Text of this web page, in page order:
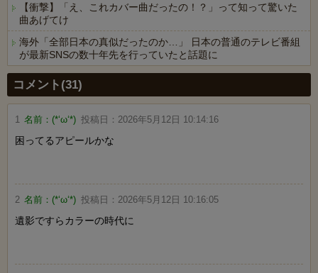
【衝撃】「え、これカバー曲だったの！？」って知って驚いた
曲あげてけ
海外「全部日本の真似だったのか…」 日本の普通のテレビ番組
が最新SNSの数十年先を行っていたと話題に
Powered by livedoor 相互RSS
コメント(31)
1 名前： (*‘ω‘*) 投稿日： 2026年5月12日 10:14:16
困ってるアピールかな
2 名前： (*‘ω‘*) 投稿日： 2026年5月12日 10:16:05
遺影ですらカラーの時代に